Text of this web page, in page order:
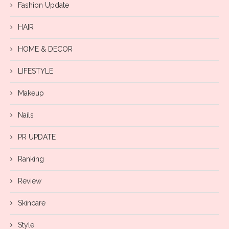
Fashion Update
HAIR
HOME & DECOR
LIFESTYLE
Makeup
Nails
PR UPDATE
Ranking
Review
Skincare
Style